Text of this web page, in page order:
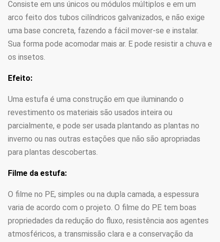
Consiste em uns únicos ou módulos múltiplos e em um
arco feito dos tubos cilíndricos galvanizados, e não exige
uma base concreta, fazendo a fácil mover-se e instalar.
Sua forma pode acomodar mais ar. E pode resistir a chuva e
os insetos.
Efeito:
Uma estufa é uma construção em que iluminando o
revestimento os materiais são usados inteira ou
parcialmente, e pode ser usada plantando as plantas no
inverno ou nas outras estações que não são apropriadas
para plantas descobertas.
Filme da estufa:
O filme no PE, simples ou na dupla camada, a espessura
varia de acordo com o projeto. O filme do PE tem boas
propriedades da redução do fluxo, resistência aos agentes
atmosféricos, a transmissão clara e a conservação da